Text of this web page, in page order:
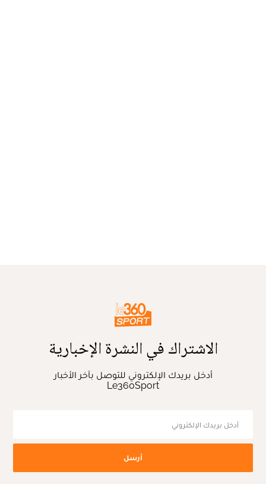
الاشتراك في النشرة الإخبارية
أدخل بريدك الإلكتروني للتوصل بآخر الأخبار
Le360Sport
أرسل